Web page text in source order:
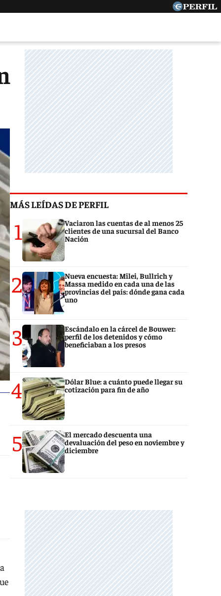
MÁS LEÍDAS DE PERFIL
1
Vaciaron las cuentas de al menos 25
clientes de una sucursal del Banco
Nación
2
Nueva encuesta: Milei, Bullrich y
Massa medido en cada una de las
provincias del país: dónde gana cada
uno
3
Escándalo en la cárcel de Bouwer:
perfil de los detenidos y cómo
beneficiaban a los presos
4
Dólar Blue: a cuánto puede llegar su
cotización para fin de año
5
El mercado descuenta una
devaluación del peso en noviembre y
diciembre